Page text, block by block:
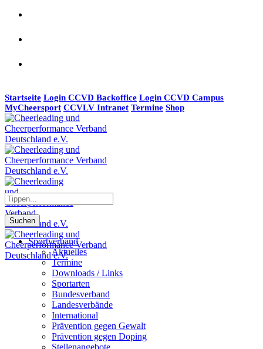
Startseite Login CCVD Backoffice Login CCVD Campus
MyCheersport CCVLV Intranet Termine Shop
Suchen
Sportverband
Aktuelles
Termine
Downloads / Links
Sportarten
Bundesverband
Landesverbände
International
Prävention gegen Gewalt
Prävention gegen Doping
Stellenangebote